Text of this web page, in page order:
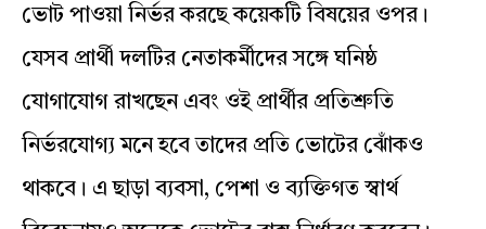
ভোট পাওয়া নির্ভর করছে কয়েকটি বিষয়ের ওপর।
যেসব প্রার্থী দলটির নেতাকর্মীদের সঙ্গে ঘনিষ্ঠ
যোগাযোগ রাখছেন এবং ওই প্রার্থীর প্রতিশ্রুতি
নির্ভরযোগ্য মনে হবে তাদের প্রতি ভোটের ঝোঁকও
থাকবে। এ ছাড়া ব্যবসা, পেশা ও ব্যক্তিগত স্বার্থ